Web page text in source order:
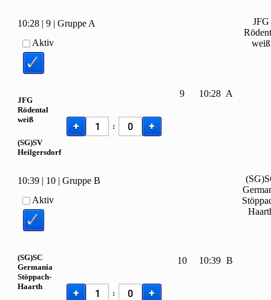
10:28 | 9 | Gruppe A
Aktiv
JFG
Rödental
weiß
(SG)SV
Heilgersdorf
+ : +
9 10:28 A
JFG
weiß
10:39 | 10 | Gruppe B
Aktiv
(SG)SC
Germania
Stöppach-
Haarth
+ : +
10 10:39 B